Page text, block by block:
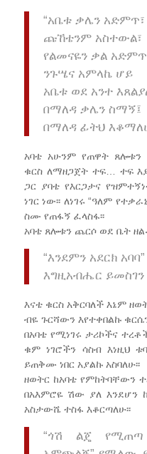
“አቤቱ ቃሌን አድምጥ፣
ጩኸቴንም አስተውል፣
የልመናዬን ቃል
ንጉሤና አምላኬ ሆይ
አቤቱ ወደ አንተ
በማለዳ ቃሌን ስማኝ፤
በማለዳ ፊትህ
አባቴ አሁንም የጠዋት
ቁርስ ለማዘጋጀት ተፍ… ተፍ
ጋር ያባቴ የእርጋታና
ነገር ነው፡፡ ለነገሩ “ዓለም
ስሙ የጠፋኝ ፈላስፋ፡፡
አባቴ ጸሎቱን ጨርሶ ወደ ቤት
“እንደምን አደርክ አባባ”
እግዚአብሔር ይመስገን
እናቴ ቁርስ አቅርባለች እኔም
ብዬ ጉርሻውን እየተቀበልኩ ቁርሴን
በአባቴ የሚነገሩ ታሪኮችና
ቁም ነገሮችን ሳስብ እነዚህ
ይጠቅሙ ነበር አያልኩ አስባለሁ፡፡
ዘወትር ከአባቴ የምከትባቸውን
በአእምሮዬ ሽው ያለ እንደሆን
አስታውሼ ተስፋ እቆርጣለሁ፡፡
“ጎሽ ልጄ